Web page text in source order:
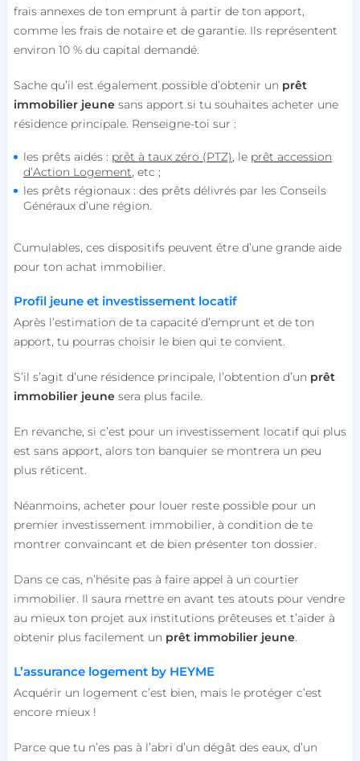
frais annexes de ton emprunt à partir de ton apport,
comme les frais de notaire et de garantie. Ils représentent
environ 10 % du capital demandé.
Sache qu’il est également possible d’obtenir un prêt
immobilier jeunesans apport si tu souhaites acheter une
résidence principale. Renseigne-toi sur :
les prêts aidés : prêt à taux zéro (PTZ), le prêt accession
d’Action Logement, etc ;
les prêts régionaux : des prêts délivrés par les Conseils
Généraux d’une région.
Cumulables, ces dispositifs peuvent être d’une grande aide
pour ton achat immobilier.
Profil jeune et investissement locatif
Après l’estimation de ta capacité d’emprunt et de ton
apport, tu pourras choisir le bien qui te convient.
S’il s’agit d’une résidence principale, l’obtention d’un prêt
immobilier jeunesera plus facile.
En revanche, si c’est pour un investissement locatif qui plus
est sans apport, alors ton banquier se montrera un peu
plus réticent.
Néanmoins, acheter pour louer reste possible pour un
premier investissement immobilier, à condition de te
montrer convaincant et de bien présenter ton dossier.
Dans ce cas, n’hésite pas à faire appel à un courtier
immobilier. Il saura mettre en avant tes atouts pour vendre
au mieux ton projet aux institutions prêteuses et t’aider à
obtenir plus facilement un prêt immobilier jeune.
L’assurance logement by HEYME
Acquérir un logement c’est bien, mais le protéger c’est
encore mieux !
Parce que tu n’es pas à l’abri d’un dégât des eaux, d’un